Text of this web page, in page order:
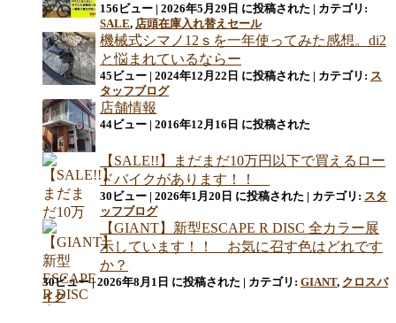
156ビュー | 2026年5月29日 に投稿された | カテゴリ:
SALE, 店頭在庫入れ替えセール
機械式シマノ12ｓを一年使ってみた感想。di2
と悩まれているならー
45ビュー | 2024年12月22日 に投稿された | カテゴリ: ス
タッフブログ
店舗情報
44ビュー | 2016年12月16日 に投稿された
【SALE!!】まだまだ10万円以下で買えるロー
ドバイクがあります！！
30ビュー | 2026年1月20日 に投稿された | カテゴリ: スタ
ッフブログ
【GIANT】新型ESCAPE R DISC 全カラー展
示しています！！ お気に召す色はどれです
か？
30ビュー|2026年8月1日 に投稿された | カテゴリ: GIANT, クロスバ
イク